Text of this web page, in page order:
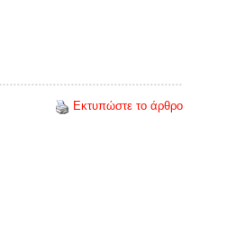
Εκτυπώστε το άρθρο